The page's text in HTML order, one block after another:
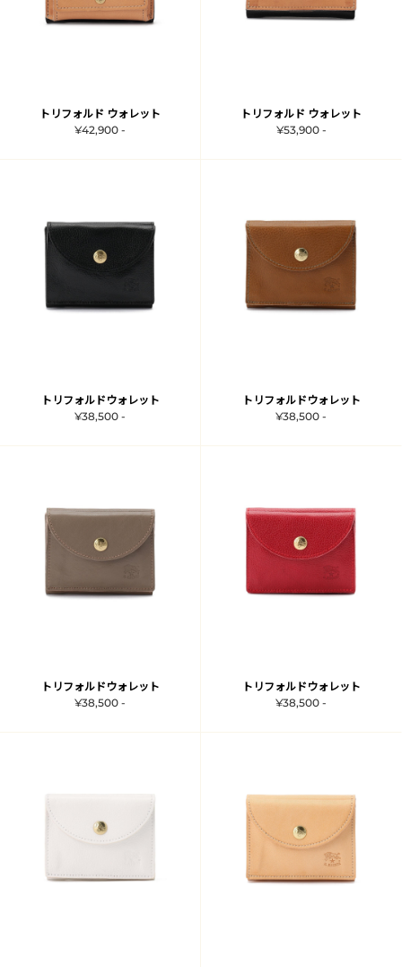
トリフォルド ウォレット
¥42,900 -
トリフォルド ウォレット
¥53,900 -
トリフォルドウォレット
¥38,500 -
トリフォルドウォレット
¥38,500 -
トリフォルドウォレット
¥38,500 -
トリフォルドウォレット
¥38,500 -